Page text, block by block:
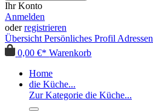
Ihr Konto
Anmelden
oderregistrieren
Übersicht Persönliches Profil Adressen
0,00 €*Warenkorb
Home
die Küche...
Zur Kategorie die Küche...